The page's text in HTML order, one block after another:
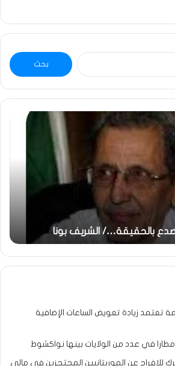
البحث
عن:
بالحقيقة…/ الشريف بونا
تعتمد زيادة تعويض الساعات الإضافية
في عدد من الولايات بينها نواكشوط
للإفراج عن الموريتانيين المحتجزين في مالي